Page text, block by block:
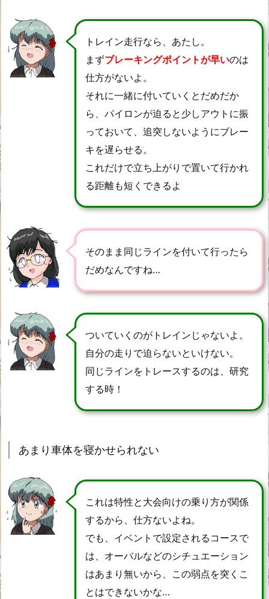
トレイン走行なら、あたし。
まずブレーキングポイントが早いのは
仕方がないよ。
それに一緒に付いていくとだめだか
ら、パイロンが迫ると少しアウトに振
っておいて、追突しないようにブレー
キを遅らせる。
これだけで立ち上がりで置いて行かれ
る距離も短くできるよ
そのまま同じラインを付いて行ったら
だめなんですね…
ついていくのがトレインじゃないよ。
自分の走りで迫らないといけない。
同じラインをトレースするのは、研究
する時！
あまり車体を寝かせられない
これは特性と大会向けの乗り方が関係
するから、仕方ないよね。
でも、イベントで設定されるコースで
は、オーバルなどのシチュエーション
はあまり無いから、この弱点を突くこ
とはできないかな…